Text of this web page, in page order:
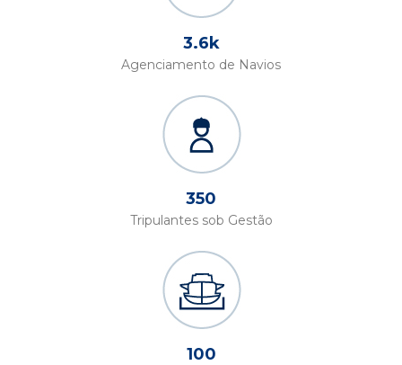
3.6k
Agenciamento de Navios
350
Tripulantes sob Gestão
100